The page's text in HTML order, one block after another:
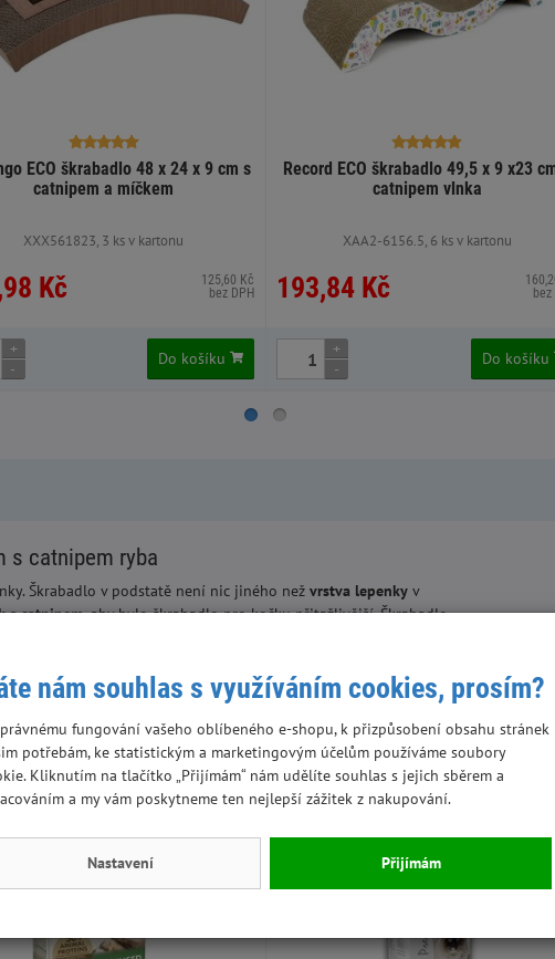
ECO škrabadlo 48 x 24 x 9 cm s
catnipem a míčkem
XXX561823, 3 ks v kartonu
Kč
125,60 Kč
bez DPH
+
-
Do košíku
Record ECO škrabadlo 49,5 x 9 x23
catnipem vlnka
XAA2-6156.5, 6 ks v kartonu
193,84 Kč
bez
+
-
Do košíku
s catnipem ryba
Škrabadlo v podstatě není nic jiného než vrstva lepenky v
s catnipem,aby bylo škrabadlo pro kočku přitažlivější. Škrabadlo
lze používat z obou stran. Škrabadlo je celé z papíru - je
nám souhlas s využíváním cookies, prosím?
fungování vašeho oblíbeného e-shopu, k přizpůsobení obsahu stránek
potřebám, ke statistickým a marketingovým účelům používáme soubory
Kliknutím na tlačítko „Přijímám“ nám udělíte souhlas s jejich sběrem a
a my vám poskytneme ten nejlepší zážitek z nakupování.
Nastavení Přijímám